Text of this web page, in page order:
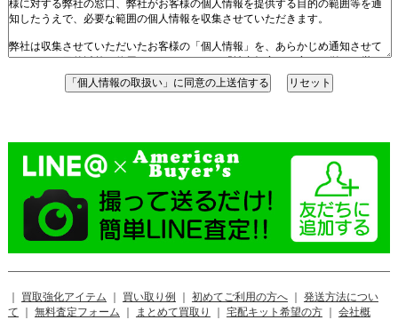
買取強化アイテム 買い取り例 初めてご利用の方へ｜ 発送方法につい
て
無料査定フォーム まとめて買取り 宅配キット希望の方｜
会社概